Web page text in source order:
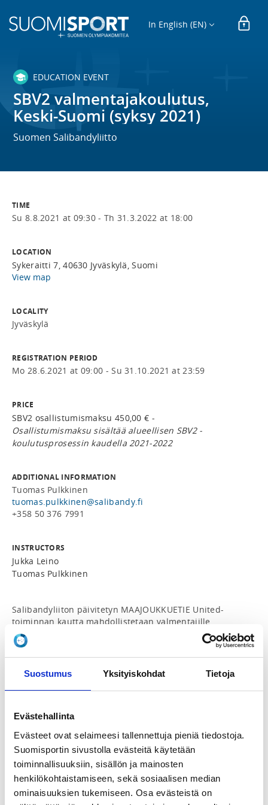
Suostumus Yksityiskohdat Tietoja
Evästehallinta
Evästeet ovat selaimeesi tallennettuja pieniä tiedostoja.
Suomisportin sivustolla evästeitä käytetään
toiminnallisuuksiin, sisällön ja mainosten
henkilökohtaistamiseen, sekä sosiaalisen median
ominaisuuksien tukemiseen. Osa evästeistä on
In English (EN)
EDUCATION EVENT
SBV2 valmentajakoulutus,
Keski-Suomi (syksy 2021)
Suomen Salibandyliitto
TIME
Su 8.8.2021 at 09:30 - Th 31.3.2022 at 18:00
LOCATION
Sykeraitti 7, 40630 Jyväskylä, Suomi
View map
LOCALITY
Jyväskylä
REGISTRATION PERIOD
Mo 28.6.2021 at 09:00 - Su 31.10.2021 at 23:59
PRICE
SBV2 osallistumismaksu 450,00 € -
Osallistumismaksu sisältää alueellisen SBV2 -
koulutusprosessin kaudella 2021-2022
ADDITIONAL INFORMATION
Tuomas Pulkkinen
tuomas.pulkkinen@salibandy.fi
+358 50 376 7991
INSTRUCTORS
Jukka Leino
Tuomas Pulkkinen
Salibandyliiton päivitetyn MAAJOUKKUETIE United-
toiminnan kautta mahdollistetaan valmentajille
osallistuminen pelaajakehitykseen (alueellinen United-
toiminta) integroituun valmennuskoulutukseen.
Vuoden mittainen koulutusprosessi vastaa sisällöltään
Salibandyliiton SBV2 -koulutusta. Koulutus toteutetaan
alueleirien yhteydessä sekä verkkokoulutuksina.
koulutuksissa on tavoitteena lisätä yhteistä
ymmärrystä pelin kehittämisen tavoitteista sekä antaa
palautetta alueen United-joukkueen ja pelaajien
menestymisestä valtakunnallisessa tapahtumassa.
Isossa kuvassa tavoitteena on jalkauttaa
Salibandyliiton valmennussisällön linjauksia
alueelliseen toimintaan ja saada aikaan entistä
laadukkaampaa keskustelua alueiden erityispiirteistä